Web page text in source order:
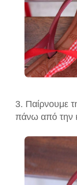
3. Παίρνουμε
πάνω από την